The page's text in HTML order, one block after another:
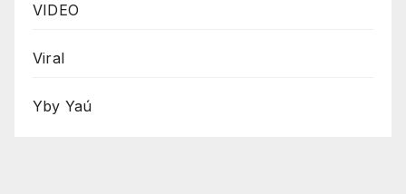
VIDEO
Viral
Yby Yaú